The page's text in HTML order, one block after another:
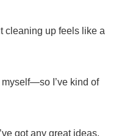
cleaning up feels like a
myself—so I’ve kind of
got any great ideas,